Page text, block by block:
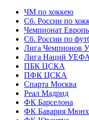
ЧМ по хоккею
Сб. России по
Чемпионат
Сб. России по
Лига Чемпионов
Лига Наций УЕФА
ПБК ЦСКА
ПФК ЦСКА
Спарта Москва
Реал Мадрид
ФК Барселона
ФК Бавария